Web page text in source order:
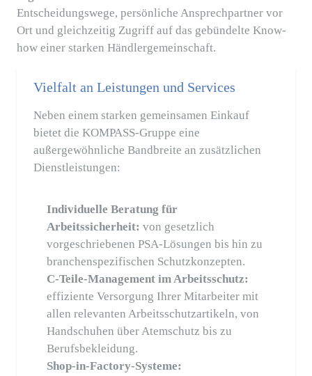
Entscheidungswege, persönliche Ansprechpartner vor
Ort und gleichzeitig Zugriff auf das gebündelte Know-
how einer starken Händlergemeinschaft.
Vielfalt an Leistungen und Services
Neben einem starken gemeinsamen Einkauf
bietet die KOMPASS-Gruppe eine
außergewöhnliche Bandbreite an zusätzlichen
Dienstleistungen:
Individuelle Beratung für
Arbeitssicherheit: von gesetzlich
vorgeschriebenen PSA-Lösungen bis hin zu
branchenspezifischen Schutzkonzepten.
C-Teile-Management im Arbeitsschutz:
effiziente Versorgung Ihrer Mitarbeiter mit
allen relevanten Arbeitsschutzartikeln, von
Handschuhen über Atemschutz bis zu
Berufsbekleidung.
Shop-in-Factory-Systeme: